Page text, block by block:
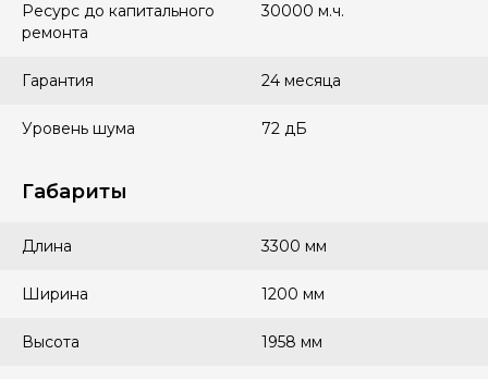
Ресурс до капитального
ремонта
30000 м.ч.
Гарантия 24 месяца
Уровень шума 72 дБ
Габариты
Длина 3300 мм
Ширина 1200 мм
Высота 1958 мм